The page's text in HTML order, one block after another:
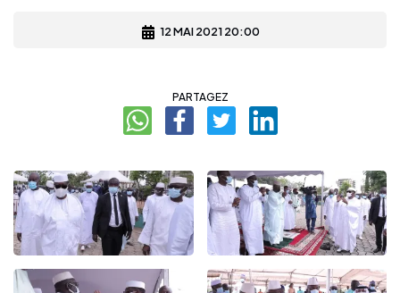
12 MAI 2021 20:00
PARTAGEZ